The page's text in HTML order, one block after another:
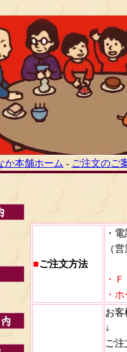
か本舗ホーム - ご注文のご
■ご注文方法
・
（
・
・
お
↓
ご